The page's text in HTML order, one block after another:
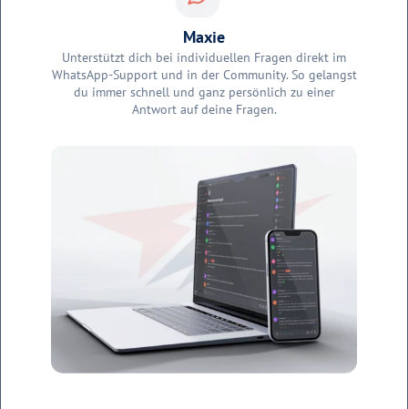
Maxie
Unterstützt dich bei individuellen Fragen direkt im
WhatsApp-Support und in der Community. So gelangst
du immer schnell und ganz persönlich zu einer
Antwort auf deine Fragen.